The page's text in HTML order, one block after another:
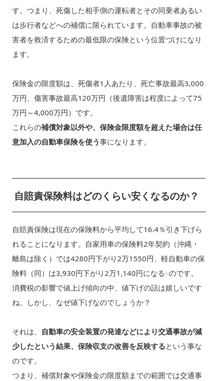
す。つまり、死傷した相手側の運転者とその同乗者あるい
は歩行者などへの補償に限られています。自動車事故の被
害者を救済するための最低限の保険という位置づけになり
ます。
保険金の限度額は、死傷者1人あたり、死亡事故最高3,000
万円、傷害事故最高120万円（後遺障害は程度によって75
万円～4,000万円）です。
これらの補償対象以外や、保険金限度額を超えた場合は任
意加入の自動車保険を使う事になります。
自賠責保険料はどのくらい安くなるのか？
自賠責保険は現在の保険料から平均して16.4％引き下げら
れることになります。自家用車の保険料2年契約（沖縄・
離島は除く）では4280円下がり2万1550円、軽自動車の保
険料（同）は3,930円下がり2万1,140円になる※のです。
消費税の影響で値上げ傾向の中、値下げの話は嬉しいです
ね。しかし、なぜ値下げなのでしょうか？
それは、
自動車の安全装置の発達などにより交通事故が減
少したという結果、保険収支の改善を反映するという事な
のです。
つまり、補償対象や保険金の限度額までの範囲では交通事